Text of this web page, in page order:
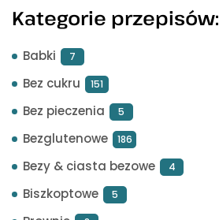
Kategorie przepisów:
Babki 7
Bez cukru 151
Bez pieczenia 5
Bezglutenowe 186
Bezy & ciasta bezowe 4
Biszkoptowe 5